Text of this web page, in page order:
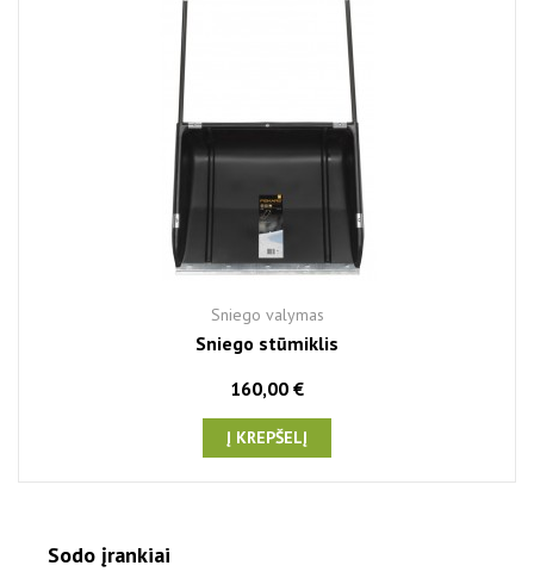
Sniego valymas
Sniego stūmiklis
160,00 €
Į KREPŠELĮ
Sodo įrankiai